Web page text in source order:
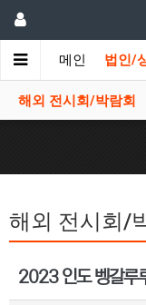
메인 법인/
해외 전시회/박람회
해외 전시회/
2023 인도 벵갈루